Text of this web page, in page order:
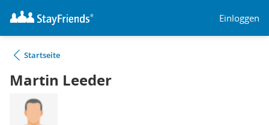
Einloggen
Startseite
Martin Leeder